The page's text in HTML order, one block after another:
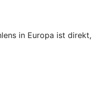
in Europa ist direkt,